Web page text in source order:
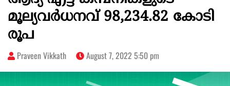
മൂല്യവര്‍ധനവ് 98,234.82 കോടി
രൂപ
Praveen Vikkath August 7, 2022 5:50 pm